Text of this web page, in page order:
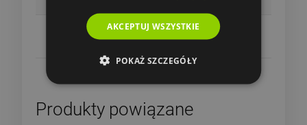
Produkty powiązane
AKCEPTUJ WSZYSTKIE
POKAŻ SZCZEGÓŁY